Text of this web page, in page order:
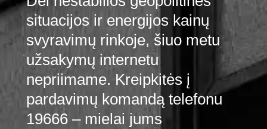
situacijos ir energijos kainų
svyravimų rinkoje, šiuo metu
užsakymų internetu
nepriimame. Kreipkitės į
pardavimų komandą telefonu
19666 – mielai jums